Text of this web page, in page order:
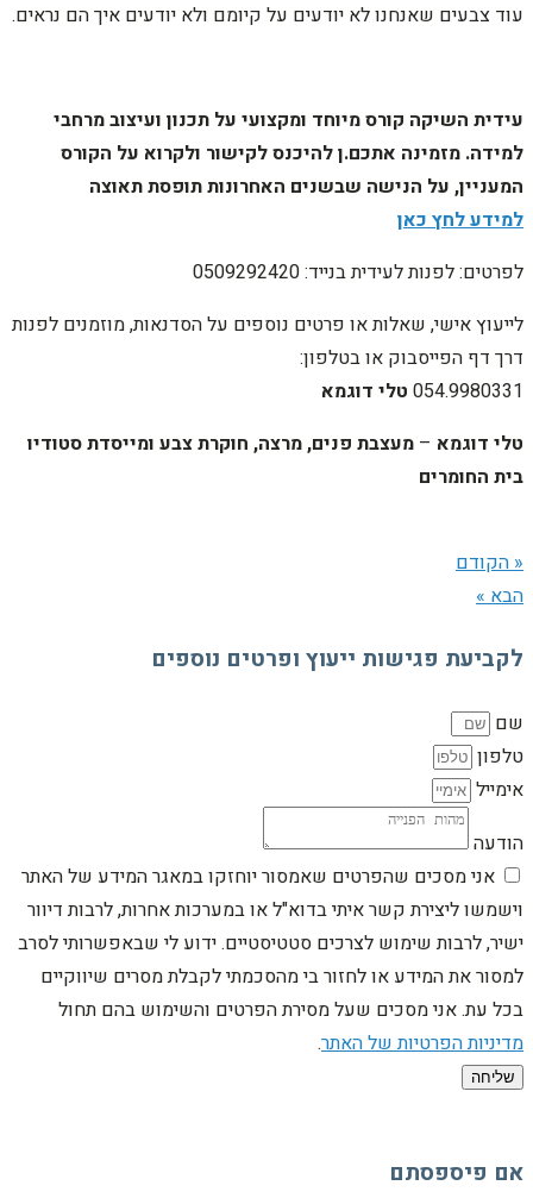
עוד צבעים שאנחנו לא יודעים על קיומם ולא יודעים איך הם נראים.
עידית השיקה קורס מיוחד ומקצועי על תכנון ועיצוב מרחבי
למידה. מזמינה אתכם.ן להיכנס לקישור ולקרוא על הקורס
המעניין, על הנישה שבשנים האחרונות תופסת תאוצה
למידע לחץ כאן
לפרטים: לפנות לעידית בנייד: 0509292420
לייעוץ אישי, שאלות או פרטים נוספים על הסדנאות, מוזמנים לפנות
דרך דף הפייסבוק או בטלפון:
054.9980331 טלי דוגמא
טלי דוגמא – מעצבת פנים,מרצה, חוקרת צבע ומייסדת סטודיו
בית החומרים
« הקודם
הבא »
לקביעת פגישות ייעוץ ופרטים נוספים
שם
טלפון
אימייל
הודעה
אני מסכים שהפרטים שאמסור יוחזקו במאגר המידע של האתר
וישמשו ליצירת קשר איתי בדוא"ל או במערכות אחרות, לרבות דיוור
ישיר, לרבות שימוש לצרכים סטטיסטיים. ידוע לי שבאפשרותי לסרב
למסור את המידע או לחזור בי מהסכמתי לקבלת מסרים שיווקיים
בכל עת. אני מסכים שעל מסירת הפרטים והשימוש בהם תחול
מדיניות הפרטיות של האתר.
שליחה
אם פיספסתם